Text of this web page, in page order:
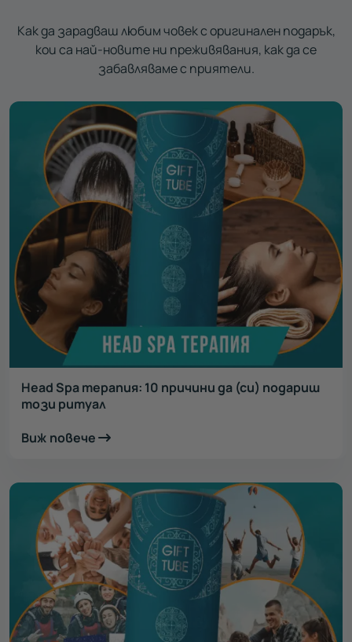
Как да зарадваш любим човек с оригинален подарък,
кои са най-новите ни преживявания, как да се
забавляваме с приятели.
Head Spa терапия: 10 причини да (си) подариш
този ритуал
Виж повече